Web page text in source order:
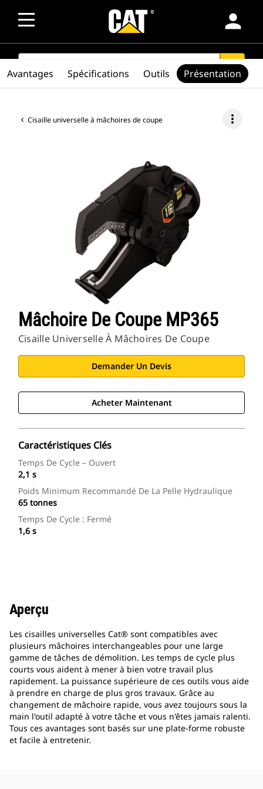
person
SEARCH search
Cisaille universelle à mâchoires de coupe more_vert
Mâchoire De Coupe MP365
Cisaille Universelle À Mâchoires De Coupe
Demander Un Devis
Acheter Maintenant
Caractéristiques Clés
Temps De Cycle – Ouvert
2,1 s
Poids Minimum Recommandé De La Pelle Hydraulique
65 tonnes
Temps De Cycle : Fermé
1,6 s
Avantages Spécifications Outils Présentation
Aperçu
Les cisailles universelles Cat® sont compatibles avec
plusieurs mâchoires interchangeables pour une large
gamme de tâches de démolition. Les temps de cycle plus
courts vous aident à mener à bien votre travail plus
rapidement. La puissance supérieure de ces outils vous aide
à prendre en charge de plus gros travaux. Grâce au
changement de mâchoire rapide, vous avez toujours sous la
main l'outil adapté à votre tâche et vous n'êtes jamais ralenti.
Tous ces avantages sont basés sur une plate-forme robuste
et facile à entretenir.